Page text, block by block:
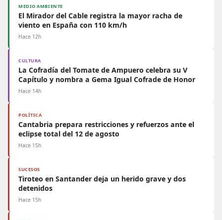
MEDIO AMBIENTE
El Mirador del Cable registra la mayor racha de
viento en España con 110 km/h
Hace 12h
CULTURA
La Cofradía del Tomate de Ampuero celebra su V
Capítulo y nombra a Gema Igual Cofrade de Honor
Hace 14h
POLÍTICA
Cantabria prepara restricciones y refuerzos ante el
eclipse total del 12 de agosto
Hace 15h
SUCESOS
Tiroteo en Santander deja un herido grave y dos
detenidos
Hace 15h